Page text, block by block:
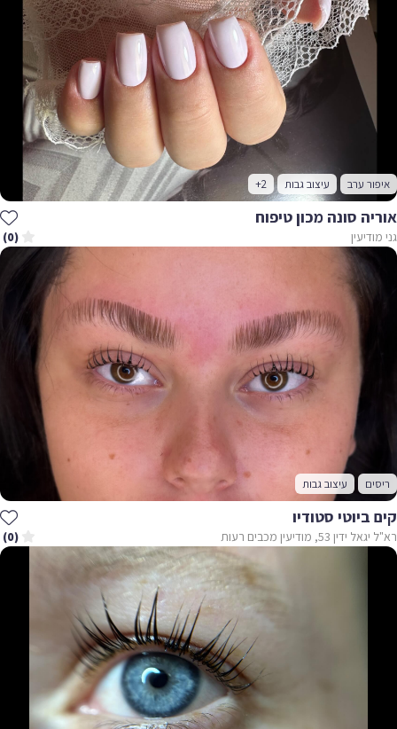
איפור ערב עיצוב גבות +2
אוריה סונה מכון טיפוח
גני מודיעין (0)
ריסים עיצוב גבות
קים ביוטי סטודיו
רא"ל יגאל ידין 53, מודיעין מכבים רעות (0)